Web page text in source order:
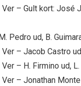
Ver – Gult kort: José
Pedro ud, B.
Ver – Jacob Castro
– H. Firmino ud, L.
Ver – Jonathan